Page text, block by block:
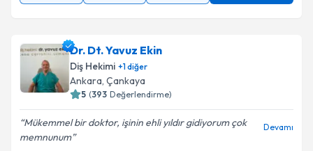
Dr. Dt. Yavuz Ekin
Diş Hekimi +1diğer
Ankara, Çankaya
5 (393 Değerlendirme)
Mükemmel bir doktor, işinin ehli yıldır gidiyorum çok
memnunum
Devamı